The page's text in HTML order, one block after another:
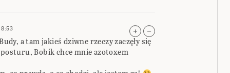
8:53
a tam jakieś dziwne rzeczy zaczęły się
Bobik chce mnie azotoxem